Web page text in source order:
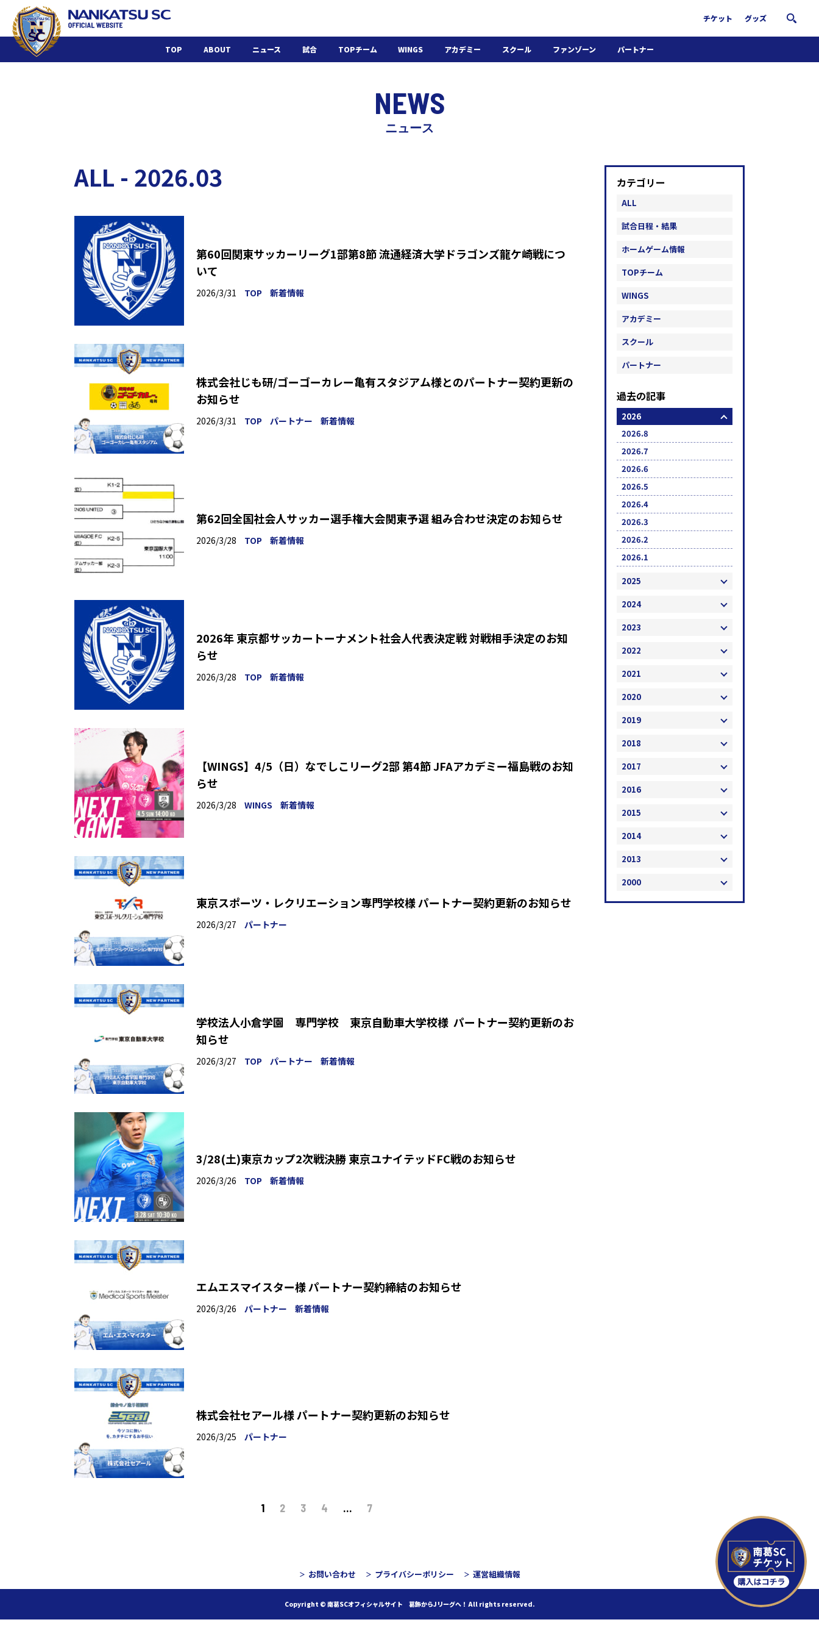
チケット グッズ
TOP ABOUT ニュース 試合 TOPチーム WINGS アカデミー スクール ファンゾーン パートナー
NEWS
ニュース
ALL - 2026.03
第60回関東サッカーリーグ1部第8節 流通経済大学ドラゴンズ龍ケ崎戦につ
いて
2026/3/31 TOP 新着情報
株式会社じも研/ゴーゴーカレー亀有スタジアム様とのパートナー契約更新の
お知らせ
2026/3/31 TOP パートナー 新着情報
第62回全国社会人サッカー選手権大会関東予選 組み合わせ決定のお知らせ
2026/3/28 TOP 新着情報
2026年 東京都サッカートーナメント社会人代表決定戦 対戦相手決定のお知
らせ
2026/3/28 TOP 新着情報
【WINGS】4/5（日）なでしこリーグ2部 第4節 JFAアカデミー福島戦のお知
らせ
2026/3/28 WINGS 新着情報
東京スポーツ・レクリエーション専門学校様 パートナー契約更新のお知らせ
2026/3/27 パートナー
学校法人小倉学園 専門学校 東京自動車大学校様 パートナー契約更新のお
知らせ
2026/3/27 TOP パートナー 新着情報
3/28(土)東京カップ2次戦決勝 東京ユナイテッドFC戦のお知らせ
2026/3/26 TOP 新着情報
エムエスマイスター様 パートナー契約締結のお知らせ
2026/3/26 パートナー 新着情報
株式会社セアール様 パートナー契約更新のお知らせ
2026/3/25 パートナー
1 2 3 4 … 7
カテゴリー
ALL
試合日程・結果
ホームゲーム情報
TOPチーム
WINGS
アカデミー
スクール
パートナー
過去の記事
2026
2026.8
2026.7
2026.6
2026.5
2026.4
2026.3
2026.2
2026.1
2025
2024
2023
2022
2021
2020
2019
2018
2017
2016
2015
2014
2013
2000
お問い合わせ プライバシーポリシー 運営組織情報
Copyright © 南葛SCオフィシャルサイト 葛飾からJリーグへ！All rights reserved.